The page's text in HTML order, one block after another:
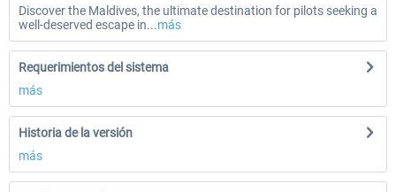
Discover the Maldives, the ultimate destination for pilots seeking a
well-deserved escape in...más
Requerimientos del sistema
más
Historia de la versión
más